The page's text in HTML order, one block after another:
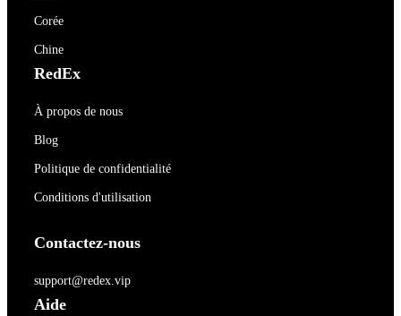
Corée
Chine
RedEx
À propos de nous
Blog
Politique de confidentialité
Conditions d'utilisation
Contactez-nous
support@redex.vip
Aide